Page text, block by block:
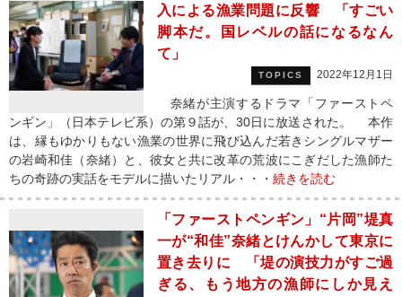
入による漁業問題に反響 「すごい
脚本だ。国レベルの話になるなん
て」
TOPICS 2022年12月1日
奈緒が主演するドラマ「ファーストペ
ンギン」（日本テレビ系）の第９話が、30日に放送された。 本作
は、縁もゆかりもない漁業の世界に飛び込んだ若きシングルマザー
の岩崎和佳（奈緒）と、彼女と共に改革の荒波にこぎだした漁師た
ちの奇跡の実話をモデルに描いたリアル・・・ 続きを読む
「ファーストペンギン」“片岡”堤真
一が“和佳”奈緒とけんかして東京に
置き去りに 「堤の演技力がすご過
ぎる、もう地方の漁師にしか見え